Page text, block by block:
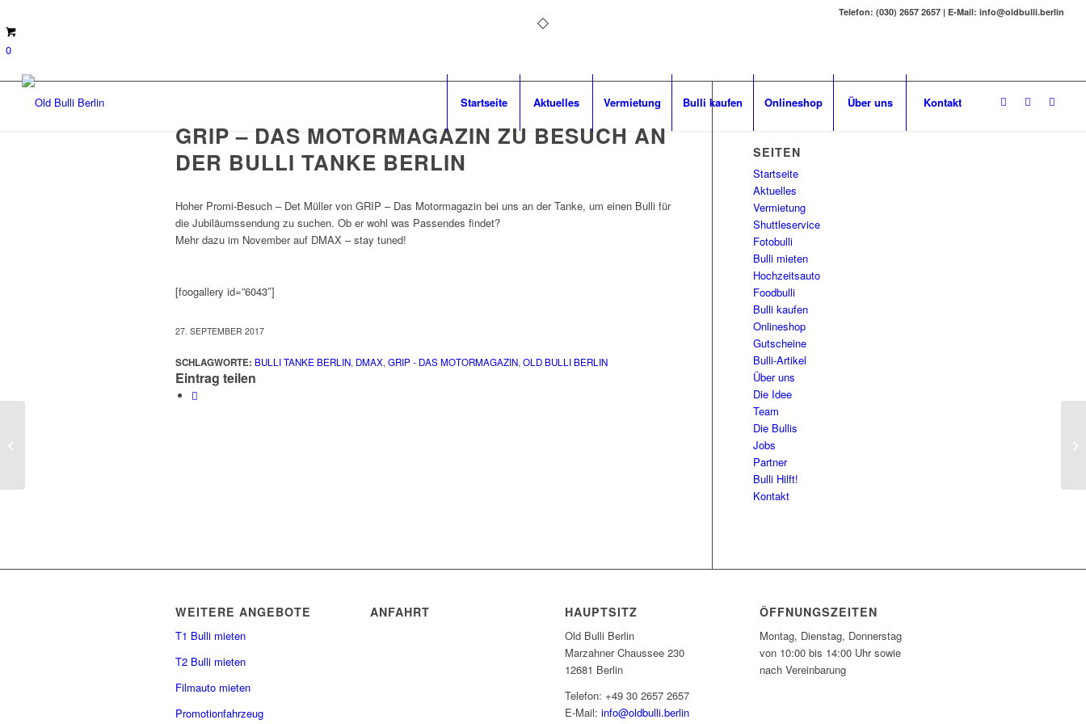
Telefon: (030) 2657 2657 | E-Mail: info@oldbulli.berlin
0
Startseite Aktuelles Vermietung Bulli kaufen Onlineshop Über uns Kontakt
GRIP – DAS MOTORMAGAZIN ZU BESUCH AN
DER BULLI TANKE BERLIN
Hoher Promi-Besuch – Det Müller von GRIP – Das Motormagazin bei uns an der Tanke, um einen Bulli für
die Jubiläumssendung zu suchen. Ob er wohl was Passendes findet?
Mehr dazu im November auf DMAX – stay tuned!
[foogallery id=”6043″]
27. SEPTEMBER 2017
SCHLAGWORTE: BULLI TANKE BERLIN, DMAX, GRIP - DAS MOTORMAGAZIN, OLD BULLI BERLIN
Eintrag teilen
SEITEN
Startseite
Aktuelles
Vermietung
Shuttleservice
Fotobulli
Bulli mieten
Hochzeitsauto
Foodbulli
Bulli kaufen
Onlineshop
Gutscheine
Bulli-Artikel
Über uns
Die Idee
Team
Die Bullis
Jobs
Partner
Bulli Hilft!
Kontakt
WEITERE ANGEBOTE
T1 Bulli mieten
T2 Bulli mieten
Filmauto mieten
Promotionfahrzeug
ANFAHRT HAUPTSITZ
Old Bulli Berlin
Marzahner Chaussee 230
12681 Berlin
Telefon: +49 30 2657 2657
E-Mail:info@oldbulli.berlin
ÖFFNUNGSZEITEN
Montag, Dienstag, Donnerstag
von 10:00 bis 14:00 Uhr sowie
nach Vereinbarung